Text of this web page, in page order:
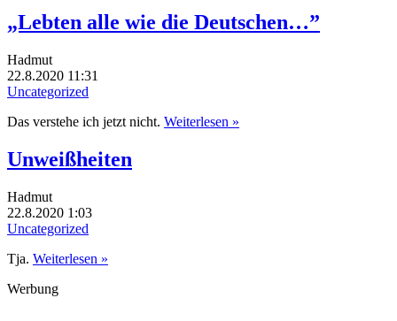
„Lebten alle wie die Deutschen…”
Hadmut
22.8.2020 11:31
Uncategorized
Das verstehe ich jetzt nicht. Weiterlesen »
Unweißheiten
Hadmut
22.8.2020 1:03
Uncategorized
Tja. Weiterlesen »
Werbung